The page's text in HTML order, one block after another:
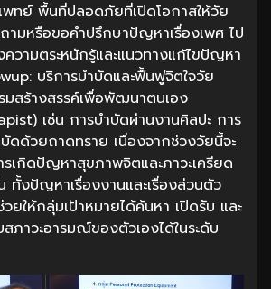
พทย์ พื้นที่ปลอดภัยที่เปิดโอกาสให้วัย
ามหรือขอคำปรึกษาปัญหาเรื่องเพศ ไป
วามตระหนักรู้และแนวทางแก้ไขปัญหา
บริการบำบัดและฟื้นฟูจิตใจวัย
มสร้างสรรค์เพื่อพัฒนาตนเอง
เช่น การบำบัดผ่านงานศิลปะ การ
ดด้วยถาดทราย เนื่องจากช่วงวัยนี้จะ
เกิดปัญหาสุขภาพจิตและภาวะเครียด
ทั้งปัญหาเรื่องงานและเรื่องส่วนตัว
วยให้กลุ่มเป้าหมายได้ค้นหา เปิดรับ และ
ภาวะอารมณ์ของตัวเองได้ในระดับ